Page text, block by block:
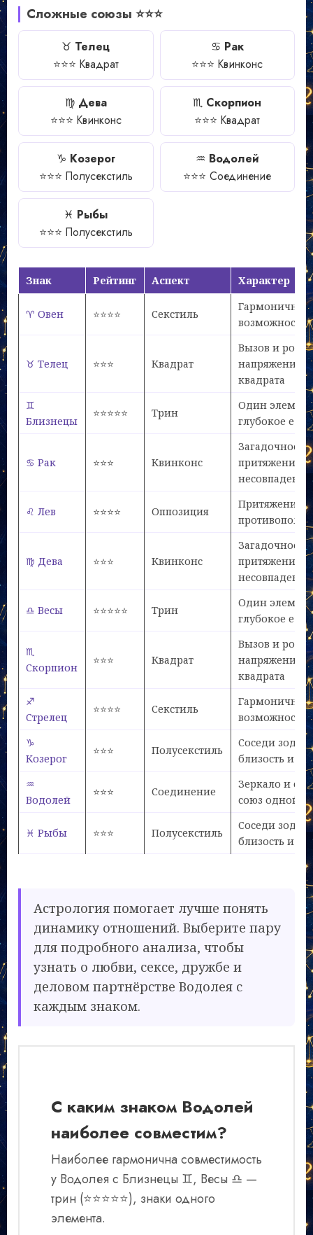
Сложные союзы ⭐⭐⭐
♉ Телец
⭐⭐⭐ Квадрат
♋ Рак
⭐⭐⭐ Квинконс
♍ Дева
⭐⭐⭐ Квинконс
♏ Скорпион
⭐⭐⭐ Квадрат
♑ Козерог
⭐⭐⭐ Полусекстиль
♒ Водолей
⭐⭐⭐ Соединение
♓ Рыбы
⭐⭐⭐ Полусекстиль
Знак Рейтинг Аспект Характер
♈ Овен ⭐⭐⭐⭐ Секстиль
возможностей
♉ Телец ⭐⭐⭐ Квадрат
Вызов и рост
напряжение
квадрата
♊
Близнецы
⭐⭐⭐⭐⭐ Трин
Один
глубокое
♋ Рак ⭐⭐⭐ Квинконс
Загадочное
притяжение
несовпадений
♌ Лев ⭐⭐⭐⭐ Оппозиция
Притяжение
♍ Дева ⭐⭐⭐ Квинконс
Загадочное
притяжение
несовпадений
♎ Весы ⭐⭐⭐⭐⭐ Трин
Один
глубокое
♏
Скорпион
⭐⭐⭐ Квадрат
Вызов и рост
напряжение
квадрата
♐
Стрелец
⭐⭐⭐⭐ Секстиль
возможностей
♑
Козерог
⭐⭐⭐ Полусекстиль
Соседи
близость и
♒
Водолей
⭐⭐⭐ Соединение
Зеркало и
союз одной
♓ Рыбы ⭐⭐⭐ Полусекстиль
Соседи
близость и
Астрология помогает лучше понять
динамику отношений. Выберите пару
для подробного анализа, чтобы
узнать о любви, сексе, дружбе и
деловом партнёрстве Водолея с
каждым знаком.
С каким знаком Водолей
наиболее совместим?
Наиболее гармонична совместимость
у Водолея с Близнецы ♊, Весы ♎ —
трин (⭐⭐⭐⭐⭐), знаки одного
элемента.